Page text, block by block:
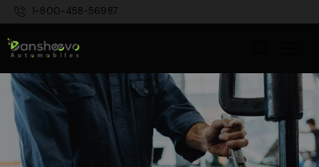
1-800-458-56987